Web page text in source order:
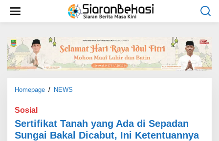
w
Homepage / NEWS
i
f
Sosial
Sertifikat Tanah yang Ada di Sepadan
Sungai Bakal Dicabut, Ini Ketentuannya